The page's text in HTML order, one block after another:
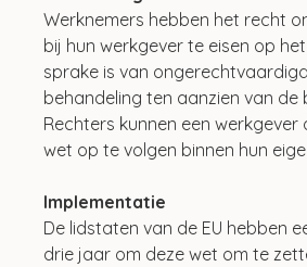
Werknemers hebben het recht
bij hun werkgever te eisen op
sprake is van
behandeling ten aanzien van de
Rechters kunnen een werkgever
wet op te volgen binnen hun
Implementatie
De lidstaten van de EU hebben
drie jaar om deze wet om te